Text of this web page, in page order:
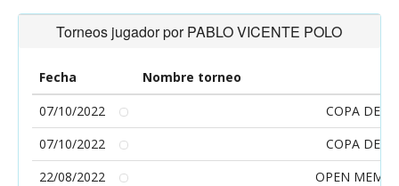
Torneos jugador por PABLO VICENTE POLO
Fecha
Nombre torneo
07/10/2022
COPA
07/10/2022
COPA
22/08/2022
OPEN